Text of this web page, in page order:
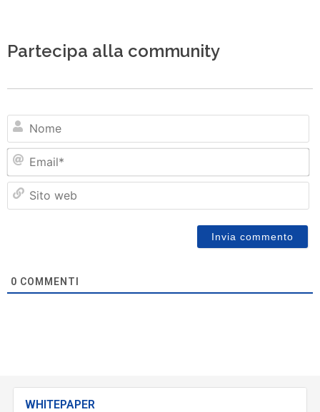
Partecipa alla community
0 COMMENTI
WHITEPAPER